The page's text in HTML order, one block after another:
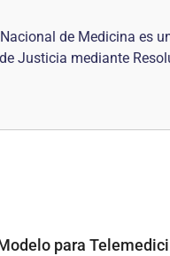
de Medicina es
Justicia mediante
para